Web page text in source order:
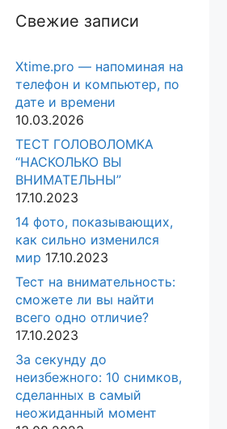
Свежие записи
Xtime.pro — напоминая на
телефон и компьютер, по
дате и времени
10.03.2026
ТЕСТ ГОЛОВОЛОМКА
“НАСКОЛЬКО ВЫ
ВНИМАТЕЛЬНЫ”
17.10.2023
14 фото, показывающих,
как сильно изменился
мир 17.10.2023
Тест на внимательность:
сможете ли вы найти
всего одно отличие?
17.10.2023
За секунду до
неизбежного: 10 снимков,
сделанных в самый
неожиданный момент